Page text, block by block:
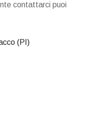
contattarci puoi
(PI)